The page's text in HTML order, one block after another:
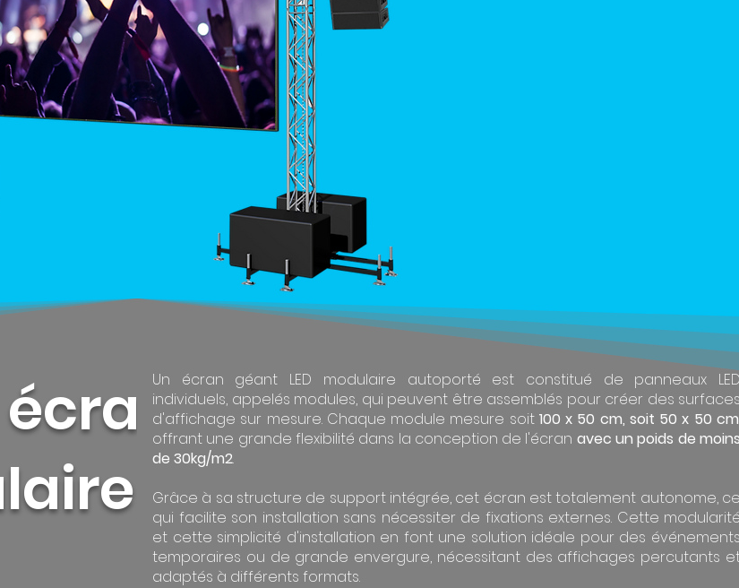
?
Un écran géant LED modulaire autoporté est constitué de panneaux
individuels, appelés modules, qui peuvent être assemblés pour créer des
d'affichage sur mesure. Chaque module mesure soit 100 x 50 cm, soit 50 x 50 cm
offrant une grande flexibilité dans la conception de l'écran avec un poids de
de 30kg/m2.
Grâce à sa structure de support intégrée, cet écran est totalement autonome,
qui facilite son installation sans nécessiter de fixations externes. Cette
et cette simplicité d'installation en font une solution idéale pour des
temporaires ou de grande envergure, nécessitant des affichages percutants
adaptés à différents formats.